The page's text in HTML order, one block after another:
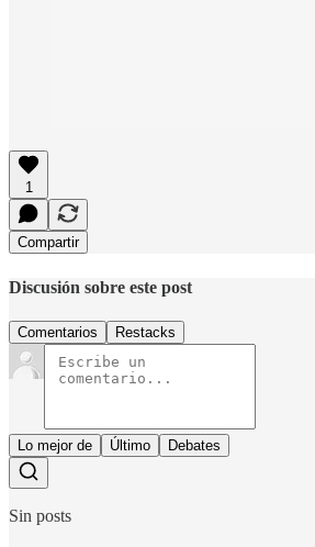
1
Compartir
Discusión sobre este post
Comentarios Restacks
Lo mejor de Último Debates
Sin posts